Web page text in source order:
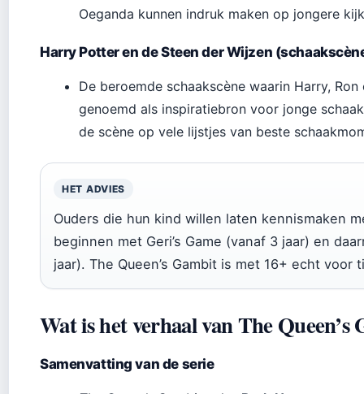
Oeganda kunnen indruk maken op jongere
Harry Potter en de Steen der Wijzen
De beroemde schaakscène waarin Harry,
genoemd als inspiratiebron voor jonge
de scène op vele lijstjes van beste
HET ADVIES
Ouders die hun kind willen laten kennismaken
beginnen met Geri’s Game (vanaf 3 jaar) en
jaar). The Queen’s Gambit is met 16+ echt
Wat is het verhaal van The Queen’s
Samenvatting van de serie